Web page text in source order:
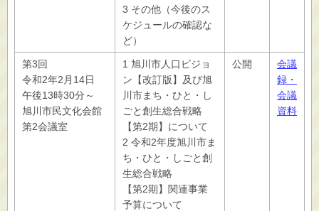
3 その他（今後のス
ケジュールの確認な
ど）
第3回
令和2年2月14日
午後13時30分～
旭川市民文化会館
第2会議室
1 旭川市人口ビジョ
ン【改訂版】及び旭
川市まち・ひと・し
ごと創生総合戦略
【第2期】について
2 令和2年度旭川市ま
ち・ひと・しごと創
生総合戦略
【第2期】関連事業
予算について
公開
会議
録・
会議
資料